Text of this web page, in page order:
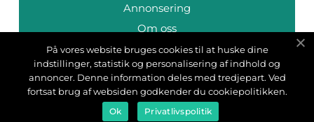
Annonsering
Om oss
Cookies
Kontakta oss
Sitemap
På vores website bruges cookies til at huske dine
indstillinger, statistik og personalisering af indhold og
annoncer. Denne information deles med tredjepart. Ved
fortsat brug af websiden godkender du cookiepolitikken.
Ok Privatlivspolitik